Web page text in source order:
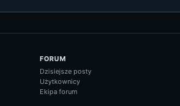
FORUM
Dzisiejsze posty
Użytkownicy
Ekipa forum